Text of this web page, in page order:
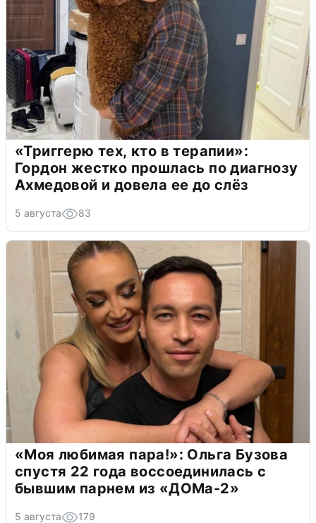
«Триггерю тех, кто в терапии»:
Гордон жестко прошлась по диагнозу
Ахмедовой и довела ее до слёз
5 августа 83
«Моя любимая пара!»: Ольга Бузова
спустя 22 года воссоединилась с
бывшим парнем из «ДОМа-2»
5 августа 179